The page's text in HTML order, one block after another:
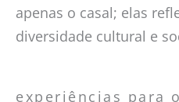
apenas o casal; elas
diversidade cultural e
experiências para